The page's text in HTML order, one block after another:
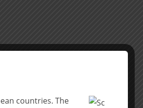
countries. The